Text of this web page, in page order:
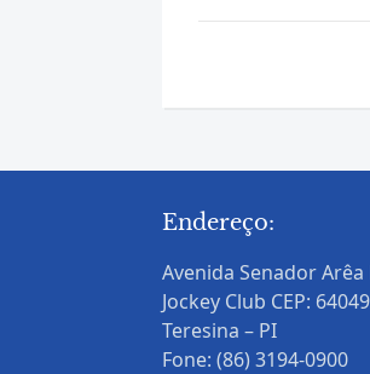
Endereço:
Avenida Senador Arêa
Jockey Club CEP:
Teresina – PI
Fone: (86) 3194-0900